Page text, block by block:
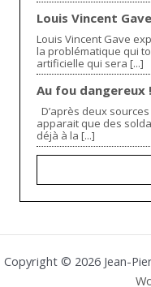
Louis Vincent
Louis Vincent Gave
la problématique qui
artificielle qui sera [...]
Au fou dangereux
D’après deux
apparait que des
déjà à la [...]
Copyright © 2026 Jean-